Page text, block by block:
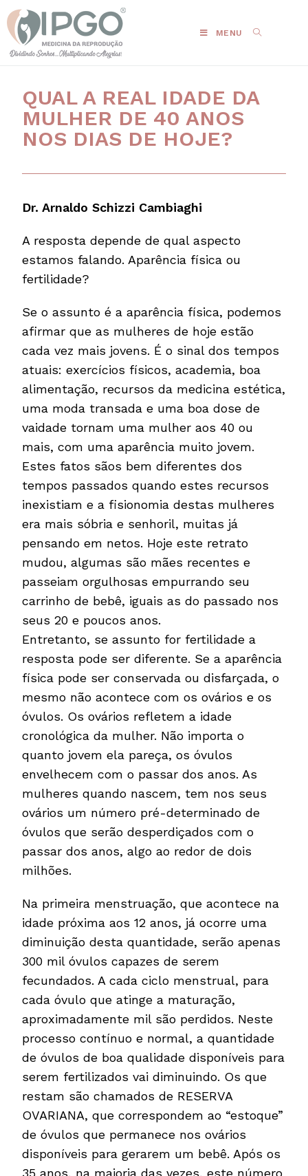
MENU
QUAL A REAL IDADE DA
MULHER DE 40 ANOS
NOS DIAS DE HOJE?
Dr. Arnaldo Schizzi Cambiaghi
A resposta depende de qual aspecto
estamos falando. Aparência física ou
fertilidade?
Se o assunto é a aparência física, podemos
afirmar que as mulheres de hoje estão
cada vez mais jovens. É o sinal dos tempos
atuais: exercícios físicos, academia, boa
alimentação, recursos da medicina estética,
uma moda transada e uma boa dose de
vaidade tornam uma mulher aos 40 ou
mais, com uma aparência muito jovem.
Estes fatos sãos bem diferentes dos
tempos passados quando estes recursos
inexistiam e a fisionomia destas mulheres
era mais sóbria e senhoril, muitas já
pensando em netos. Hoje este retrato
mudou, algumas são mães recentes e
passeiam orgulhosas empurrando seu
carrinho de bebê, iguais as do passado nos
seus 20 e poucos anos.
Entretanto, se assunto for fertilidade a
resposta pode ser diferente. Se a aparência
física pode ser conservada ou disfarçada, o
mesmo não acontece com os ovários e os
óvulos. Os ovários refletem a idade
cronológica da mulher. Não importa o
quanto jovem ela pareça, os óvulos
envelhecem com o passar dos anos. As
mulheres quando nascem, tem nos seus
ovários um número pré-determinado de
óvulos que serão desperdiçados com o
passar dos anos, algo ao redor de dois
milhões.
Na primeira menstruação, que acontece na
idade próxima aos 12 anos, já ocorre uma
diminuição desta quantidade, serão apenas
300 mil óvulos capazes de serem
fecundados. A cada ciclo menstrual, para
cada óvulo que atinge a maturação,
aproximadamente mil são perdidos. Neste
processo contínuo e normal, a quantidade
de óvulos de boa qualidade disponíveis para
serem fertilizados vai diminuindo. Os que
restam são chamados de RESERVA
OVARIANA, que correspondem ao “estoque”
de óvulos que permanece nos ovários
disponíveis para gerarem um bebê. Após os
35 anos, na maioria das vezes, este número